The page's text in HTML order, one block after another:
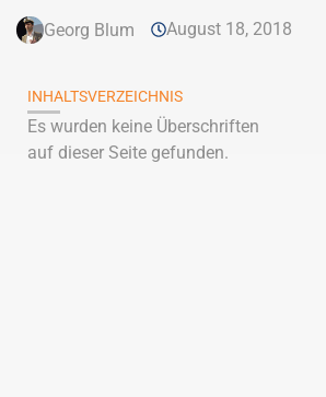
Georg Blum August 18, 2018
INHALTSVERZEICHNIS
Es wurden keine Überschriften
auf dieser Seite gefunden.